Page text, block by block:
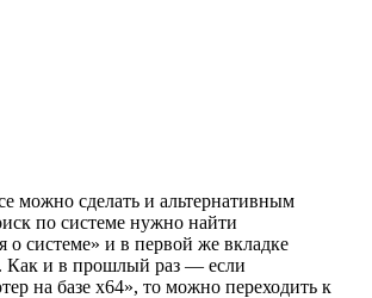
можно сделать и альтернативным
по системе нужно найти
о системе» и в первой же вкладке
Как и в прошлый раз — если
на базе x64», то можно переходить к